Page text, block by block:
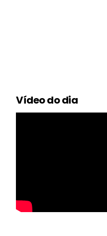
Vídeo do dia